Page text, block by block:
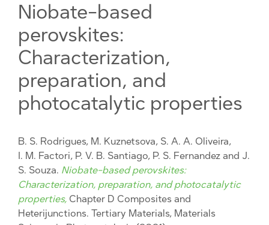
Niobate-based
perovskites:
Characterization,
preparation, and
photocatalytic properties
B. S. Rodrigues, M. Kuznetsova, S. A. A. Oliveira,
I. M. Factori, P. V. B. Santiago, P. S. Fernandez and J.
S. Souza. Niobate-based perovskites:
Characterization, preparation, and photocatalytic
properties, Chapter D Composites and
Heterijunctions. Tertiary Materials, Materials